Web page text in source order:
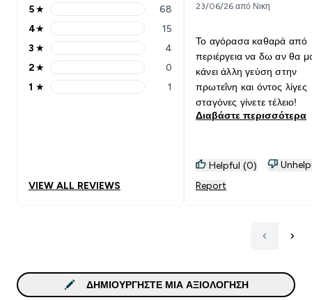
5 stars rating 68 reviews
5★ 68
4 stars rating 15 reviews
4★ 15
3 stars rating 4 reviews
3 ★ 4
2 stars rating 0 reviews
2★ 0
1 stars rating 1 reviews
1 ★ 1
VIEW ALL REVIEWS
23/06/26 από Νικη
Το αγόρασα καθαρά από
περιέργεια να δω αν θα
κάνει άλλη γεύση στην
πρωτεΐνη και όντος λίγες
σταγόνες γίνετε τέλειο!
Διαβάστε περισσότερα
Helpful (0)
Report
ΔΗΜΙΟΥΡΓΉΣΤΕ ΜΙΑ ΑΞΙΟΛΌΓΗΣΗ